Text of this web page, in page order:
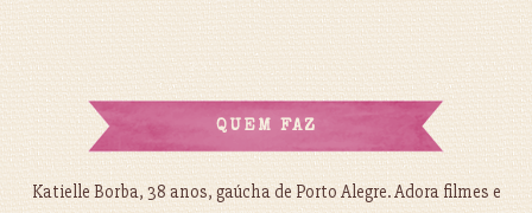
QUEM FAZ
Katielle Borba, 38 anos, gaúcha de Porto Alegre. Adora filmes e